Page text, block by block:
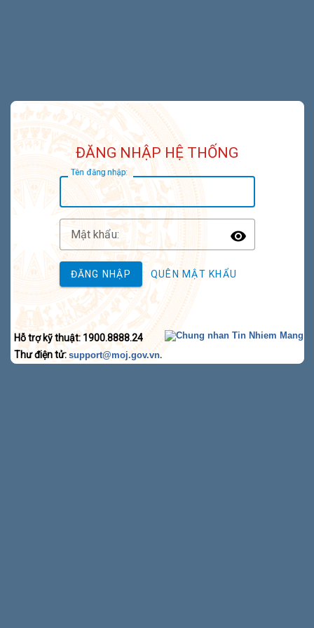
ĐĂNG NHẬP HỆ THỐNG
Tên đăng nhập:
Mật khẩu:
Toggle
ĐĂNG NHẬP QUÊN MẬT KHẨU
Hỗ trợ kỹ thuật: 1900.8888.24
Thư điện tử: support@moj.gov.vn.